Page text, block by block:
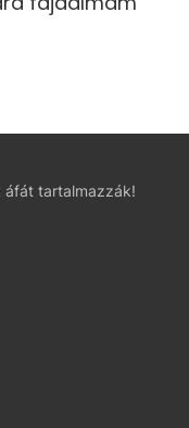
áfát tartalmazzák!